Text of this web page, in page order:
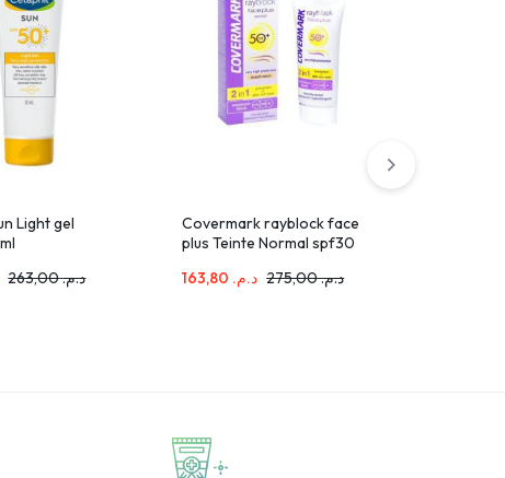
Light gel
د.م.263,00
Covermark rayblock face
plus Teinte Normal spf30
د.م. د.م.275,00